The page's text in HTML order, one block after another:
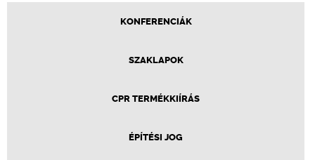
KONFERENCIÁK
SZAKLAPOK
CPR TERMÉKKIÍRÁS
ÉPÍTÉSI JOG